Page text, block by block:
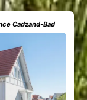
Cadzand-Bad